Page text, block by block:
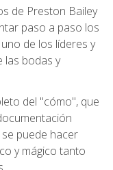
de Preston Bailey
paso a paso los
de los líderes y
las bodas y
del "cómo", que
puede hacer
y mágico tanto